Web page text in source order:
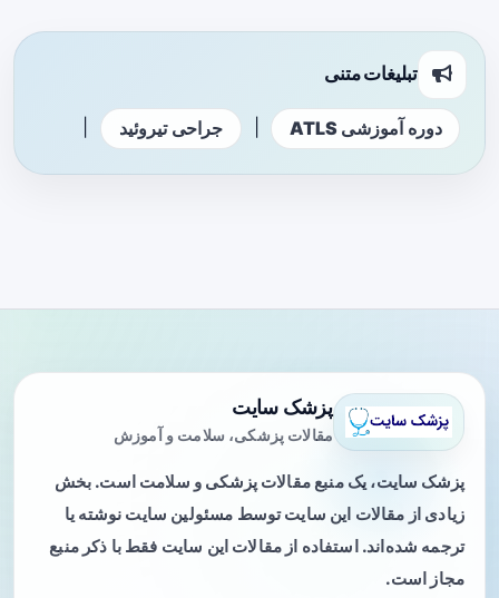
تبلیغات متنی
دوره آموزشی ATLS جراحی تیروئید
پزشک سایت
مقالات پزشکی، سلامت و آموزش
پزشک سایت، یک منبع مقالات پزشکی و سلامت است. بخش
زیادی از مقالات این سایت توسط مسئولین سایت نوشته یا
ترجمه شده‌اند. استفاده از مقالات این سایت فقط با ذکر منبع
مجاز است.